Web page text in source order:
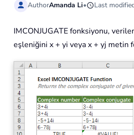
AuthorAmanda Li• Last
IMCONJUGATE fonksiyonu,
eşleniğini x + yi veya x + yj metin